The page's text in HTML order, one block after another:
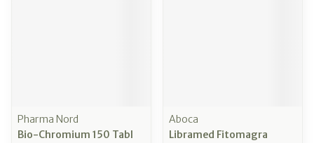
Pharma Nord
Bio-Chromium 150 Tabl
Aboca
Libramed Fitomagra